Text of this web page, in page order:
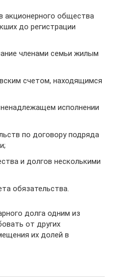
акционерного общества
до регистрации
членами семьи жилым
счетом, находящимся
исполнении
по договору подряда
и долгов несколькими
обязательства.
долга одним из
от других
их долей в